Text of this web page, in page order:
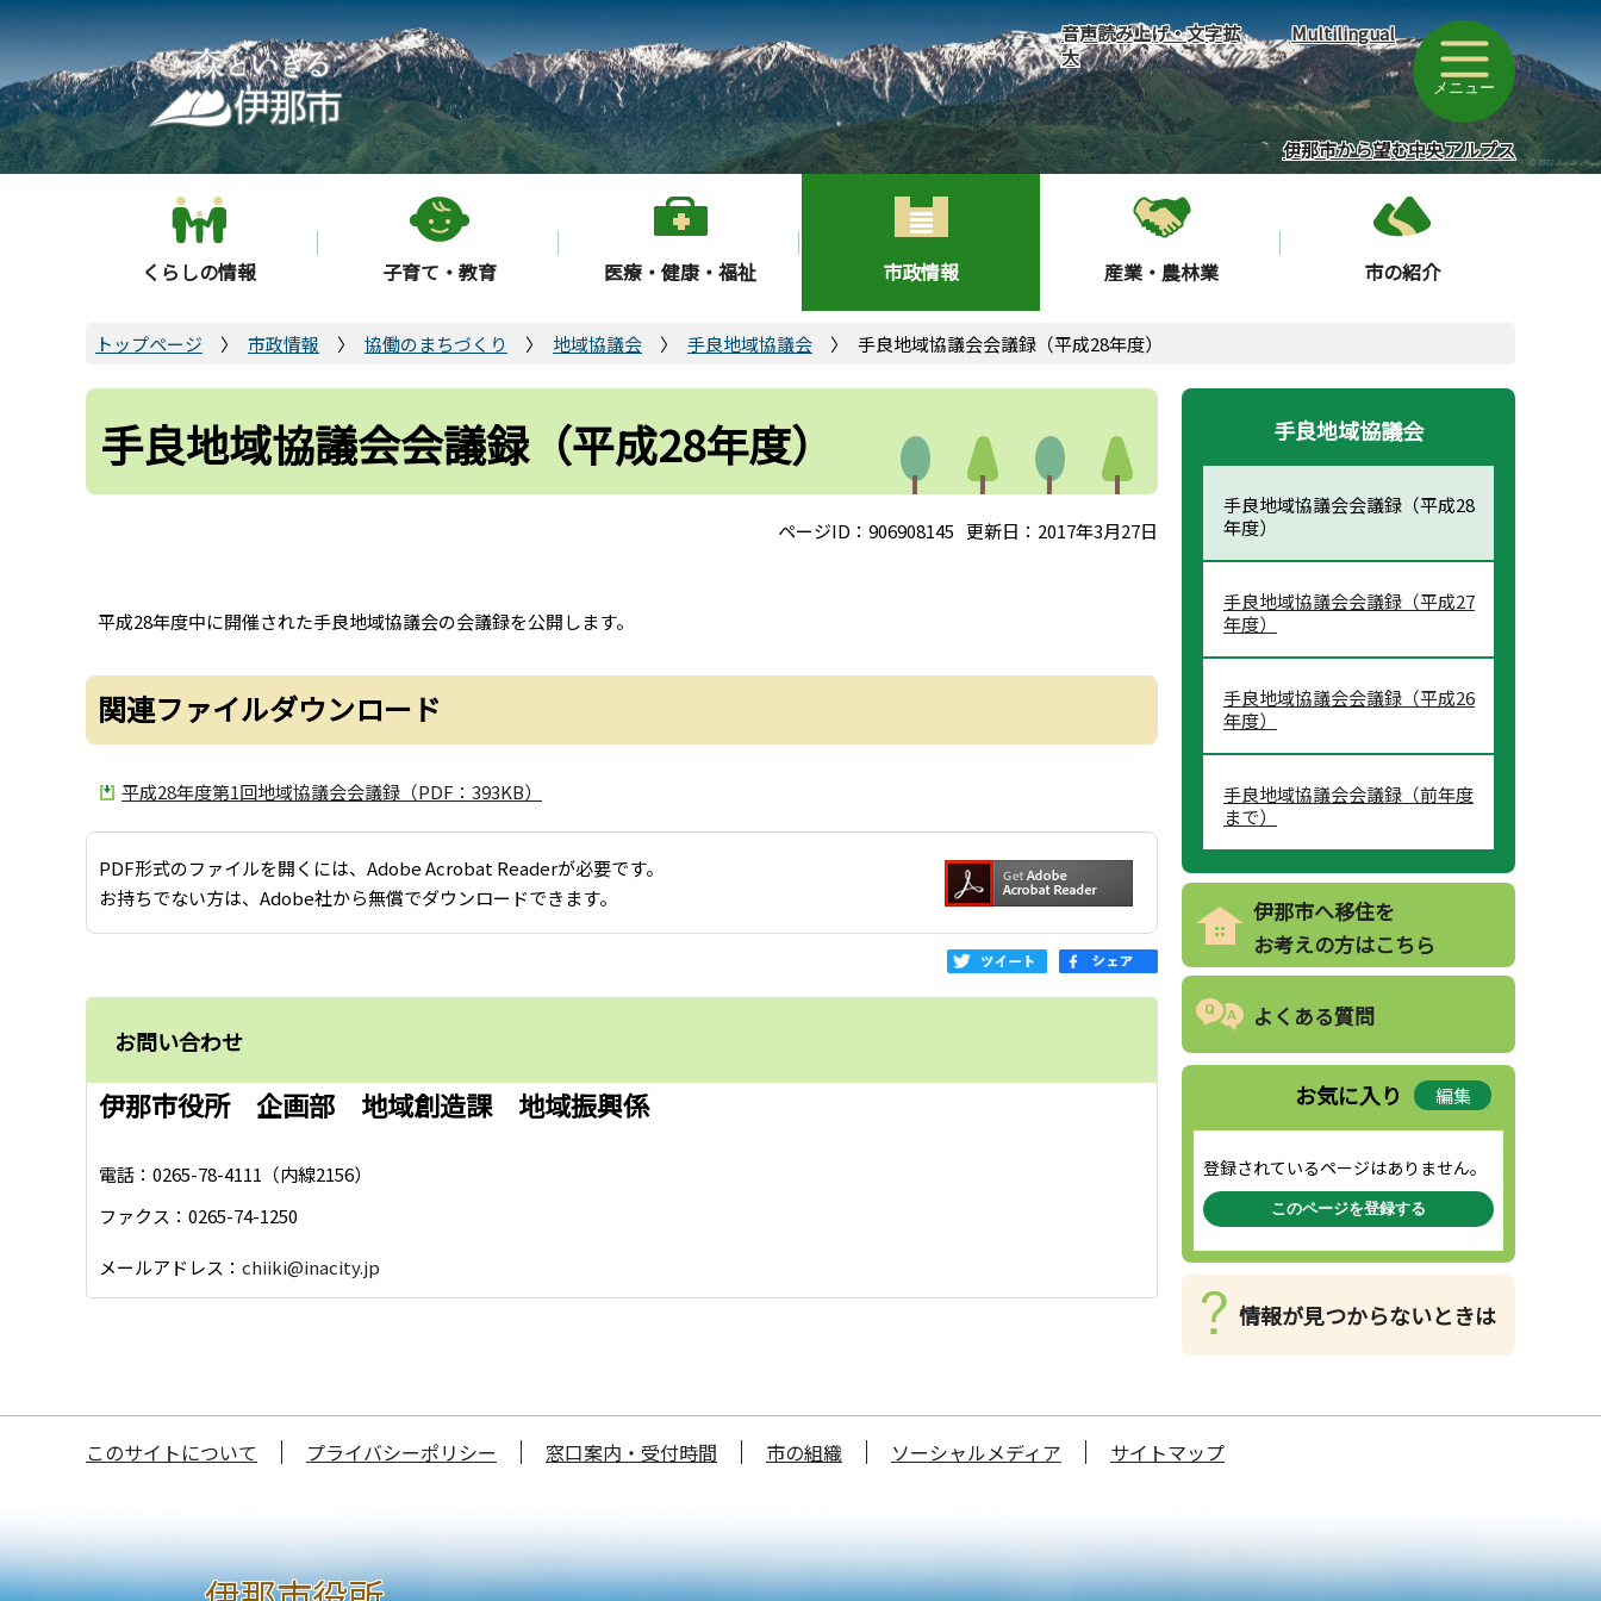
こ
の
ペ
ー
ジ
の
音声読み上げ・文字拡
大
Multilingual
メニュー
伊那市から望む中央アルプス
くらしの情報 子育て・教育 医療・健康・福祉 市政情報 産業・農林業 市の紹介
トップページ 市政情報 協働のまちづくり 地域協議会 手良地域協議会 手良地域協議会会議録（平成28年度）
手良地域協議会会議録（平成28年度）
ページID：906908145 更新日：2017年3月27日
平成28年度中に開催された手良地域協議会の会議録を公開します。
関連ファイルダウンロード
平成28年度第1回地域協議会会議録（PDF：393KB）
PDF形式のファイルを開くには、Adobe Acrobat Readerが必要です。
お持ちでない方は、Adobe社から無償でダウンロードできます。
お問い合わせ
伊那市役所 企画部 地域創造課 地域振興係
電話：0265-78-4111（内線2156）
ファクス：0265-74-1250
メールアドレス： chiiki@inacity.jp
手良地域協議会
手良地域協議会会議録（平成28
年度）
手良地域協議会会議録（平成27
年度）
手良地域協議会会議録（平成26
年度）
手良地域協議会会議録（前年度
まで）
伊那市へ移住を
お考えの方はこちら
よくある質問
お気に入り 編集
登録されているページはありません。
このページを登録する
情報が見つからないときは
このサイトについて プライバシーポリシー 窓口案内・受付時間 市の組織 ソーシャルメディア サイトマップ